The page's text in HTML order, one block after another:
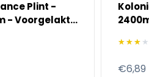
Plint -
- Voorgelakt
€6,89